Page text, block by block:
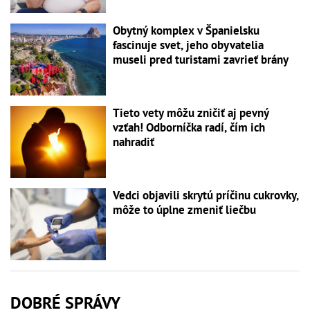
Obytný komplex v Španielsku
fascinuje svet, jeho obyvatelia
museli pred turistami zavrieť brány
Tieto vety môžu zničiť aj pevný
vzťah! Odborníčka radí, čím ich
nahradiť
Vedci objavili skrytú príčinu cukrovky,
môže to úplne zmeniť liečbu
DOBRÉ SPRÁVY